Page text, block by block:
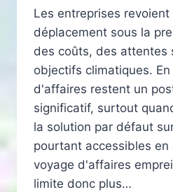
Les entreprises
déplacement sous la
des coûts, des attentes
objectifs climatiques.
d'affaires restent un
significatif, surtout
la solution par défaut
pourtant accessibles en
voyage d'affaires
limite donc plus…